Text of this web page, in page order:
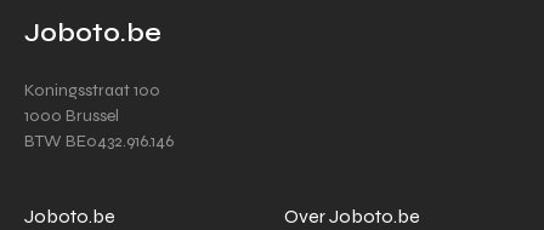
Joboto.be
Koningsstraat 100
1000 Brussel
BTW BE0432.916.146
Joboto.be Over Joboto.be